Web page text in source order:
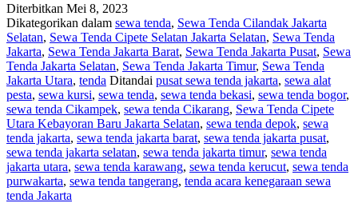
Diterbitkan Mei 8, 2023
Dikategorikan dalam sewa tenda, Sewa Tenda Cilandak Jakarta
Selatan, Sewa Tenda Cipete Selatan Jakarta Selatan, Sewa Tenda
Jakarta, Sewa Tenda Jakarta Barat, Sewa Tenda Jakarta Pusat, Sewa
Tenda Jakarta Selatan, Sewa Tenda Jakarta Timur, Sewa Tenda
Jakarta Utara, tenda Ditandai pusat sewa tenda jakarta, sewa alat
pesta, sewa kursi, sewa tenda, sewa tenda bekasi, sewa tenda bogor,
sewa tenda Cikampek, sewa tenda Cikarang, Sewa Tenda Cipete
Utara Kebayoran Baru Jakarta Selatan, sewa tenda depok, sewa
tenda jakarta, sewa tenda jakarta barat, sewa tenda jakarta pusat,
sewa tenda jakarta selatan, sewa tenda jakarta timur, sewa tenda
jakarta utara, sewa tenda karawang, sewa tenda kerucut, sewa tenda
purwakarta, sewa tenda tangerang, tenda acara kenegaraan sewa
tenda Jakarta